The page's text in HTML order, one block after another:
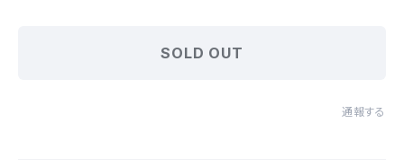
SOLD OUT
通報する